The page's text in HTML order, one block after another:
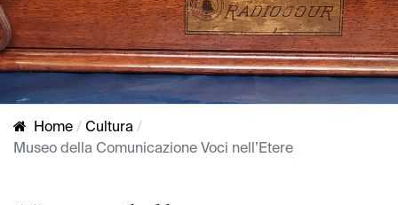
Home
Cultura
Museo della Comunicazione Voci nell’Etere